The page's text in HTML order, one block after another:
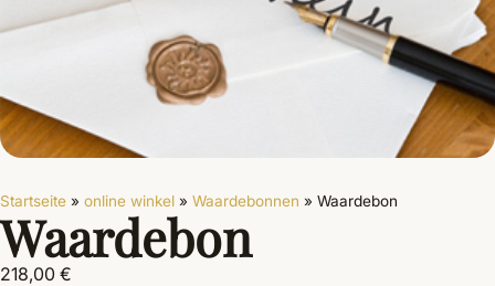
Startseite » online winkel » Waardebonnen » Waardebon
Waardebon
218,00 €